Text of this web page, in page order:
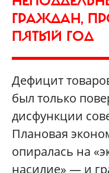
ГРАЖДАН,
ПЯТЫЙ ГОД
Дефицит
был только
дисфункции
Плановая
опиралась на
насилие» — и